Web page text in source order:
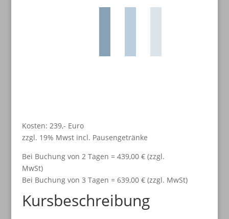
Kosten: 239,- Euro
zzgl. 19% Mwst incl. Pausengetränke
Bei Buchung von 2 Tagen = 439,00 € (zzgl.
Bei Buchung von 3 Tagen = 639,00 € (zzgl. MwSt)
Kursbeschreibung